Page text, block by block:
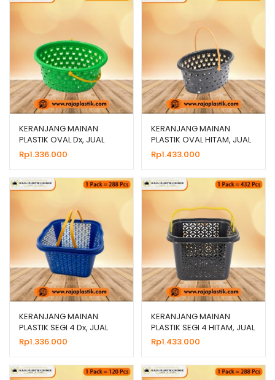
KERANJANG MAINAN
PLASTIK OVAL Dx, JUAL
HARGA GROSIR MURAH
Rp1.336.000
KERANJANG MAINAN
PLASTIK OVAL HITAM, JUAL
HARGA GROSIR MURAH
Rp1.433.000
KERANJANG MAINAN
PLASTIK SEGI 4 Dx, JUAL
HARGA GROSIR MURAH
Rp1.336.000
KERANJANG MAINAN
PLASTIK SEGI 4 HITAM, JUAL
HARGA MURAH
Rp1.433.000